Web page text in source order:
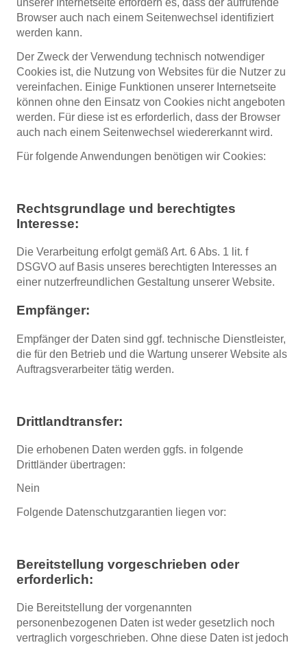
unserer Internetseite erfordern es, dass der aufrufende
Browser auch nach einem Seitenwechsel identifiziert
werden kann.
Der Zweck der Verwendung technisch notwendiger
Cookies ist, die Nutzung von Websites für die Nutzer zu
vereinfachen. Einige Funktionen unserer Internetseite
können ohne den Einsatz von Cookies nicht angeboten
werden. Für diese ist es erforderlich, dass der Browser
auch nach einem Seitenwechsel wiedererkannt wird.
Für folgende Anwendungen benötigen wir Cookies:
Rechtsgrundlage und berechtigtes
Interesse:
Die Verarbeitung erfolgt gemäß Art. 6 Abs. 1 lit. f
DSGVO auf Basis unseres berechtigten Interesses an
einer nutzerfreundlichen Gestaltung unserer Website.
Empfänger:
Empfänger der Daten sind ggf. technische Dienstleister,
die für den Betrieb und die Wartung unserer Website als
Auftragsverarbeiter tätig werden.
Drittlandtransfer:
Die erhobenen Daten werden ggfs. in folgende
Drittländer übertragen:
Nein
Folgende Datenschutzgarantien liegen vor:
Bereitstellung vorgeschrieben oder
erforderlich:
Die Bereitstellung der vorgenannten
personenbezogenen Daten ist weder gesetzlich noch
vertraglich vorgeschrieben. Ohne diese Daten ist jedoch